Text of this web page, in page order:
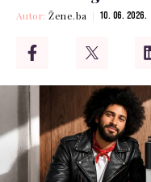
Autor:Žene.ba 10. 06. 2026.